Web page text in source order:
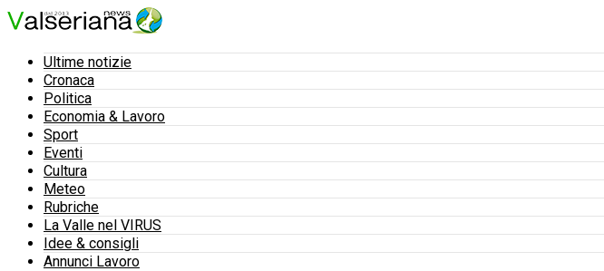
Ultime notizie
Cronaca
Politica
Economia & Lavoro
Sport
Eventi
Cultura
Meteo
Rubriche
La Valle nel VIRUS
Idee & consigli
Annunci Lavoro